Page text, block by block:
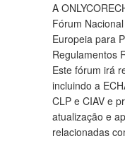
A
Fórum
Europeia para
Regulamentos
Este fórum irá
incluindo a
CLP e CIAV e
atualização e
relacionadas